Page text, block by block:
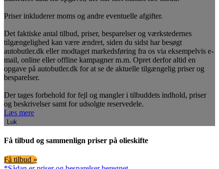
Priser inkluderer moms og andre eventuelle afgifter.
Det faktiske antal tilbud, priser, besparelser og værkstedernes
tilgængelighed kan være ændret, siden du sidst har besøgt
autobutler.dk eller modtaget markedsføring fra os via eksempelvis e-
mail, online eller offline kampagner m.m. Opret derfor altid en
opgave på autobutler.dk for at se de aktuelle tilgængelig priser og
besparelser.
Der tages forbehold for fejl og mangler i tilbuddets indhold, priser
og beskrivelser samt for udsolgte reservedele.
Læs mere
Luk
Få tilbud og sammenlign priser på olieskifte
Få tilbud »